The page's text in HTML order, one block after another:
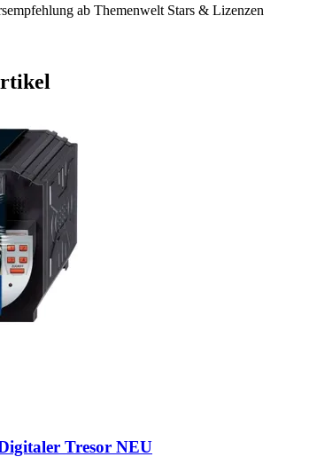
ab Themenwelt Stars & Lizenzen
Tresor NEU